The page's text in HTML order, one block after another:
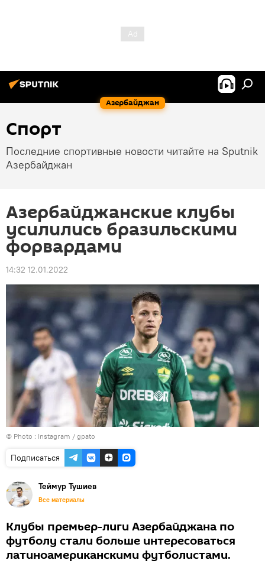
Азербайджан
Спорт
Последние спортивные новости читайте на Sputnik
Азербайджан
Азербайджанские клубы
усилились бразильскими
форвардами
14:32 12.01.2022
© Photo : Instagram / gpato
Подписаться
Теймур Тушиев
Все материалы
Клубы премьер-лиги Азербайджана по
футболу стали больше интересоваться
латиноамериканскими футболистами.